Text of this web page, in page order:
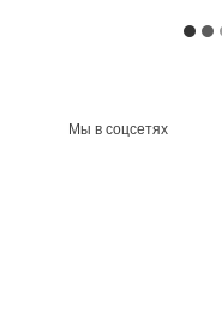
Мы в соцсетях